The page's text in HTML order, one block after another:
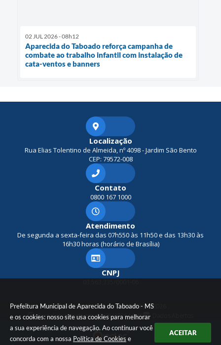
Prefeitura Municipal de Aparecida do Taboado - MS
e os cookies: nosso site usa cookies para melhorar
a sua experiência de navegação. Ao continuar você
concorda com a nossa Política de Cookies e
ACEITAR
02 JUL 2026 - 08h12
Aparecida do Taboado reforça campanha de
combate ao trabalho infantil com instalação de
cata-ventos e banners
Localização
Rua Elias Tolentino de Almeida, nº 4098 - Jardim São Bento
CEP: 79572-008
Contato
0800 167 1000
Atendimento
De segunda a sexta-feira das 07h550 às 11h50 e das 13h30 às
16h30 horas (horário de Brasília)
CNPJ
Versão do Sistema:3.5.3 - 19/06/2026
Portal atualizado em:07/08/2026 10:41